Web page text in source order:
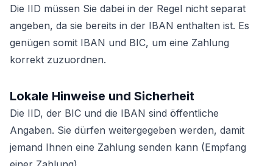
Die IID müssen Sie dabei in der Regel nicht separat
angeben, da sie bereits in der IBAN enthalten ist. Es
genügen somit IBAN und BIC, um eine Zahlung
korrekt zuzuordnen.
Lokale Hinweise und Sicherheit
Die IID, der BIC und die IBAN sind öffentliche
Angaben. Sie dürfen weitergegeben werden, damit
jemand Ihnen eine Zahlung senden kann (Empfang